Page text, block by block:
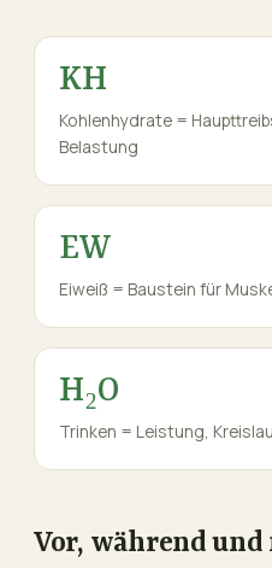
KH
Kohlenhydrate =
Belastung
EW
Eiweiß = Baustein für
H₂O
Trinken = Leistung,
Vor, während und